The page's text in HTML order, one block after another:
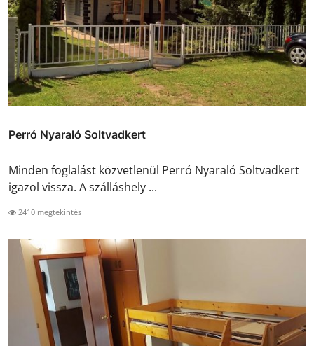
Perró Nyaraló Soltvadkert
Minden foglalást közvetlenül Perró Nyaraló Soltvadkert
igazol vissza. A szálláshely ...
2410 megtekintés